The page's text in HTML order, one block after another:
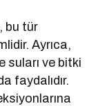
bu tür
Ayrıca,
suları ve bitki
faydalıdır.